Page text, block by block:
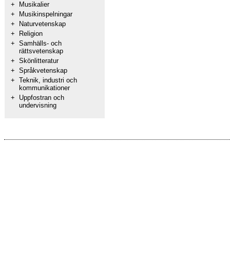
+
Musikalier
+
Musikinspelningar
+
Naturvetenskap
+
Religion
+ Samhälls- och
rättsvetenskap
+ Skönlitteratur
+ Språkvetenskap
+ Teknik, industri och
kommunikationer
+
Uppfostran och
undervisning